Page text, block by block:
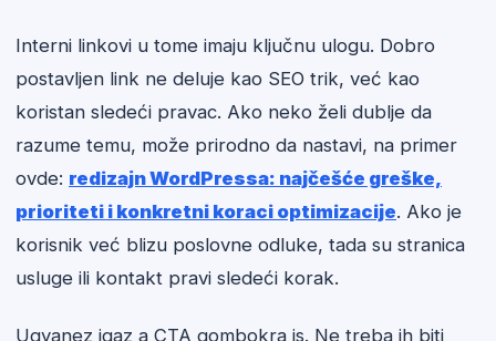
Interni linkovi u tome imaju ključnu ulogu. Dobro
postavljen link ne deluje kao SEO trik, već kao
koristan sledeći pravac. Ako neko želi dublje da
razume temu, može prirodno da nastavi, na primer
ovde: redizajn WordPressa: najčešće greške,
prioriteti i konkretni koraci optimizacije. Ako je
korisnik već blizu poslovne odluke, tada su stranica
usluge ili kontakt pravi sledeći korak.
Ugyanez igaz a CTA gombokra is. Ne treba ih biti